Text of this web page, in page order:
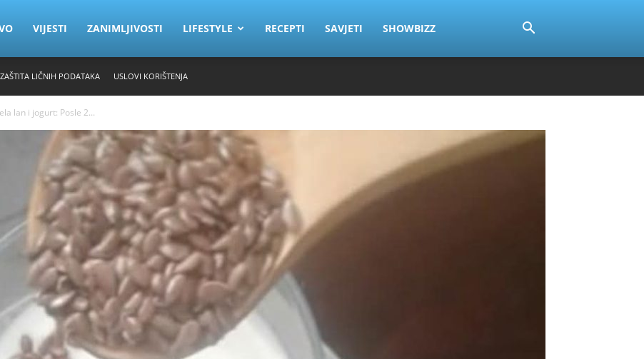
VIJESTI ZANIMLJIVOSTI LIFESTYLE RECEPTI SAVJETI SHOWBIZZ
LIČNIH PODATAKA USLOVI KORIŠTENJA
lan i jogurt: Posle 2...